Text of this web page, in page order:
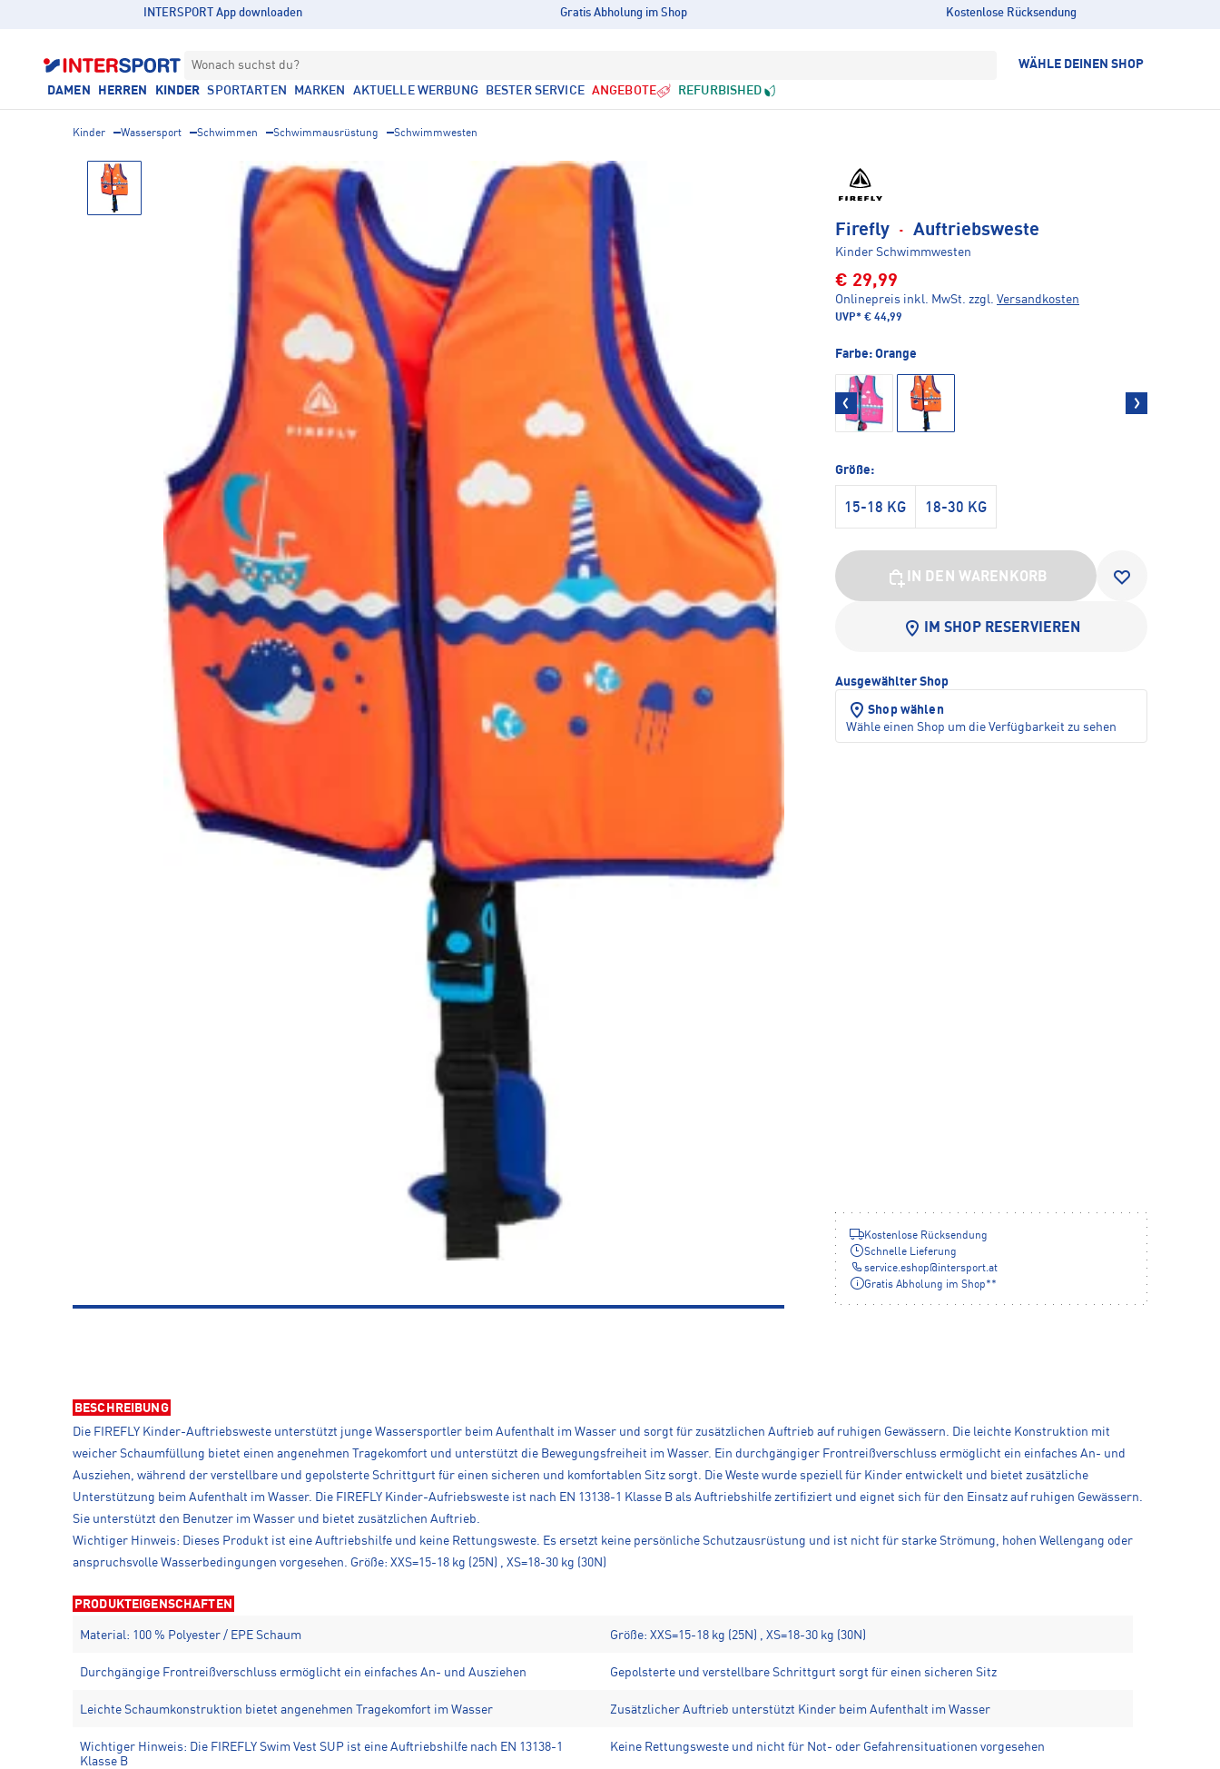
INTERSPORT App downloaden Gratis Abholung im Shop Kostenlose Rücksendung
Wonach suchst du? WÄHLE DEINEN SHOP
DAMEN HERREN KINDER SPORTARTEN MARKEN AKTUELLE WERBUNG BESTER SERVICE ANGEBOTE REFURBISHED
Kinder Wassersport Schwimmen Schwimmausrüstung Schwimmwesten
Firefly · Auftriebsweste
Kinder Schwimmwesten
€ 29,99
Onlinepreis inkl. MwSt. zzgl. Versandkosten
UVP* € 44,99
Farbe: Orange
Größe:
15-18 KG 18-30 KG
IN DEN WARENKORB
IM SHOP RESERVIEREN
Ausgewählter Shop
Shop wählen
Wähle einen Shop um die Verfügbarkeit zu sehen
Kostenlose Rücksendung
Schnelle Lieferung
service.eshop@intersport.at
Gratis Abholung im Shop**
BESCHREIBUNG
Die FIREFLY Kinder-Auftriebsweste unterstützt junge Wassersportler beim Aufenthalt im Wasser und sorgt für zusätzlichen Auftrieb auf ruhigen Gewässern. Die leichte Konstruktion mit
weicher Schaumfüllung bietet einen angenehmen Tragekomfort und unterstützt die Bewegungsfreiheit im Wasser. Ein durchgängiger Frontreißverschluss ermöglicht ein einfaches An- und
Ausziehen, während der verstellbare und gepolsterte Schrittgurt für einen sicheren und komfortablen Sitz sorgt. Die Weste wurde speziell für Kinder entwickelt und bietet zusätzliche
Unterstützung beim Aufenthalt im Wasser. Die FIREFLY Kinder-Aufriebsweste ist nach EN 13138-1 Klasse B als Auftriebshilfe zertifiziert und eignet sich für den Einsatz auf ruhigen Gewässern.
Sie unterstützt den Benutzer im Wasser und bietet zusätzlichen Auftrieb.
Wichtiger Hinweis: Dieses Produkt ist eine Auftriebshilfe und keine Rettungsweste. Es ersetzt keine persönliche Schutzausrüstung und ist nicht für starke Strömung, hohen Wellengang oder
anspruchsvolle Wasserbedingungen vorgesehen. Größe: XXS=15-18 kg (25N) , XS=18-30 kg (30N)
PRODUKTEIGENSCHAFTEN
Material: 100 % Polyester / EPE Schaum Größe: XXS=15-18 kg (25N) , XS=18-30 kg (30N)
Durchgängige Frontreißverschluss ermöglicht ein einfaches An- und Ausziehen Gepolsterte und verstellbare Schrittgurt sorgt für einen sicheren Sitz
Leichte Schaumkonstruktion bietet angenehmen Tragekomfort im Wasser Zusätzlicher Auftrieb unterstützt Kinder beim Aufenthalt im Wasser
Wichtiger Hinweis: Die FIREFLY Swim Vest SUP ist eine Auftriebshilfe nach EN 13138-1
Klasse B
Keine Rettungsweste und nicht für Not- oder Gefahrensituationen vorgesehen